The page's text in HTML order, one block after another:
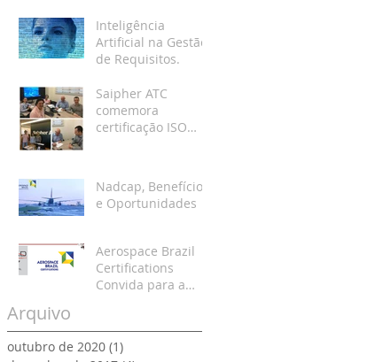
Inteligência
Artificial na Gestão
de Requisitos.
Saipher ATC
comemora
certificação ISO
Nadcap, Benefícios
e Oportunidades
Aerospace Brazil
Certifications
Convida para a
Arquivo
outubro de 2020 (1)